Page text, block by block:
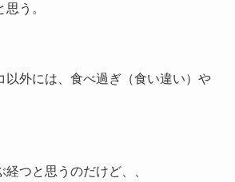
う。
以外には、食べ過ぎ（食い違い）や
つと思うのだけど、、